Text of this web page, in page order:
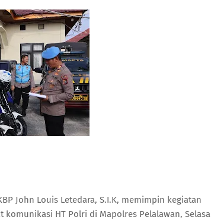
John Louis Letedara, S.I.K, memimpin kegiatan
HT Polri di Mapolres Pelalawan, Selasa